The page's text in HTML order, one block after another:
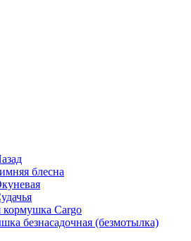
блесна
кормушка Cargo
безнасадочная (безмотылка)